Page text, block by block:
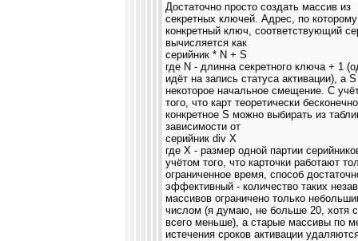
Достаточно просто создать массив из
секретных ключей. Адрес, по
конкретный ключ, соответствующий
вычисляется как
серийник * N + S
где N - длинна секретного ключа + 1
идёт на запись статуса активации), а
некоторое начальное смещение. С
того, что карт теоретически
конкретное S можно выбирать из
зависимости от
серийник div X
где X - размер одной партии
учётом того, что карточки работают
ограниченное время, способ
эффективный - количество таких
массивов ограничено только
числом (я думаю, не больше 20, хотя
всего меньше), а старые массивы по
истечения сроков активации